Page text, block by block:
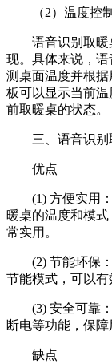
（2）温度控
语音识别取暖
现。具体来说，
测桌面温度并根
板可以显示当前
前取暖桌的状态。
三、语音识别
优点
(1) 方便实用：
暖桌的温度和模
常实用。
(2) 节能环保：
节能模式，可以有
(3) 安全可靠：
断电等功能，保障
缺点